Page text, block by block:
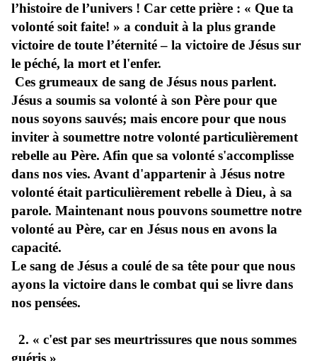
l’histoire de l’univers ! Car cette prière : « Que ta
volonté soit faite! » a conduit à la plus grande
victoire de toute l’éternité – la victoire de Jésus sur
le péché, la mort et l'enfer.
Ces grumeaux de sang de Jésus nous parlent.
Jésus a soumis sa volonté à son Père pour que
nous soyons sauvés; mais encore pour que nous
inviter à soumettre notre volonté particulièrement
rebelle au Père. Afin que sa volonté s'accomplisse
dans nos vies. Avant d'appartenir à Jésus notre
volonté était particulièrement rebelle à Dieu, à sa
parole. Maintenant nous pouvons soumettre notre
volonté au Père, car en Jésus nous en avons la
capacité.
Le sang de Jésus a coulé de sa tête pour que nous
ayons la victoire dans le combat qui se livre dans
nos pensées.
2. « c'est par ses meurtrissures que nous sommes
guéris »